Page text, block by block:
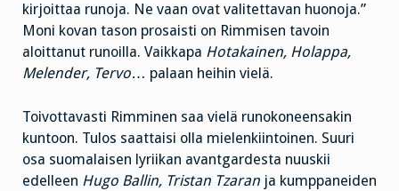
kirjoittaa runoja. Ne vaan ovat valitettavan huonoja.”
Moni kovan tason prosaisti on Rimmisen tavoin
aloittanut runoilla. Vaikkapa Hotakainen, Holappa,
Melender, Tervo… palaan heihin vielä.
Toivottavasti Rimminen saa vielä runokoneensakin
kuntoon. Tulos saattaisi olla mielenkiintoinen. Suuri
osa suomalaisen lyriikan avantgardesta nuuskii
edelleen Hugo Ballin, Tristan Tzaran ja kumppaneiden